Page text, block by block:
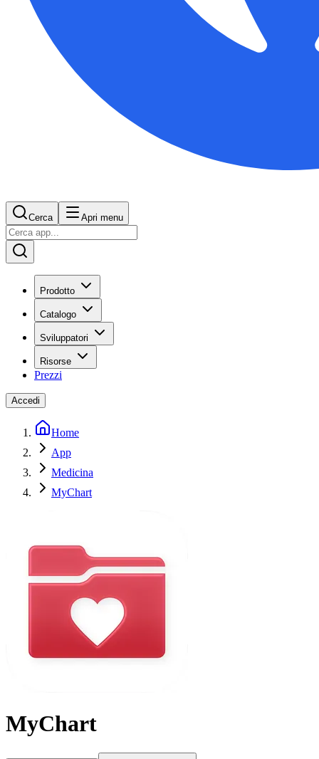
Cerca Apri menu
Prodotto
Catalogo
Sviluppatori
Risorse
Prezzi
Accedi
Home
App
Medicina
MyChart
MyChart